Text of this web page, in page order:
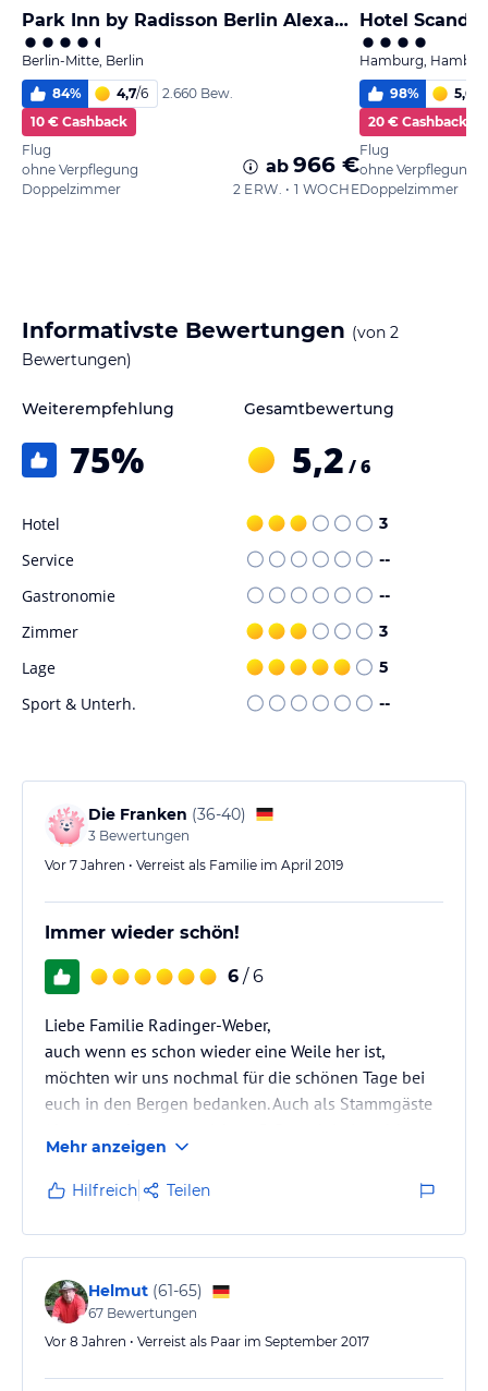
Park Inn by Radisson Berlin Alexanderplatz
Berlin-Mitte, Berlin
84% 4,7/6
2.660 Bew.
10 € Cashback
Flug
ohne Verpflegung
Doppelzimmer
ab 966 €
2 ERW. • 1 WOCHE
Hotel
Hamburg,
98% 5,6
20 € Cashback
Flug
ohne Verpflegung
Doppelzimmer
Informativste Bewertungen (von 2
Bewertungen)
Weiterempfehlung
75%
Gesamtbewertung
5,2 / 6
Hotel 3
Service --
Gastronomie --
Zimmer 3
Lage 5
Sport & Unterh. --
Die Franken (36-40)
3 Bewertungen
Vor 7 Jahren • Verreist als Familie im April 2019
Immer wieder schön!
6 / 6
Liebe Familie Radinger-Weber,
auch wenn es schon wieder eine Weile her ist,
möchten wir uns nochmal für die schönen Tage bei
euch in den Bergen bedanken. Auch als Stammgäste
erwarteten uns wieder viele neue Sachen: außerhalb
der Wohnung erkundeten wir Sehenswürdigkeiten,
die wir noch nicht besichtigt hatten, und innerhalb
der Wohnung gibt es jetzt eine neue Küche inklusive
Spülmaschine und weiterer neuer Geräte. Sogar der
Osterhase hüpfte durch die neue Küche!…
Mehr anzeigen
Hilfreich Teilen
Helmut (61-65)
67 Bewertungen
Vor 8 Jahren • Verreist als Paar im September 2017